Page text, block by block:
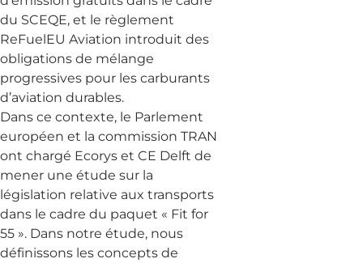
du SCEQE, et le règlement
ReFuelEU Aviation introduit des
obligations de mélange
progressives pour les carburants
d’aviation durables.
Dans ce contexte, le Parlement
européen et la commission TRAN
ont chargé Ecorys et CE Delft de
mener une étude sur la
législation relative aux transports
dans le cadre du paquet « Fit for
55 ». Dans notre étude, nous
définissons les concepts de